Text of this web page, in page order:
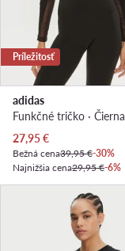
Príležitosť
adidas
Funkčné tričko · Čierna
Aktuálna cena
27,95€
Bežná cena39,95 €-30%
Najnižšia cena29,95 €-6%